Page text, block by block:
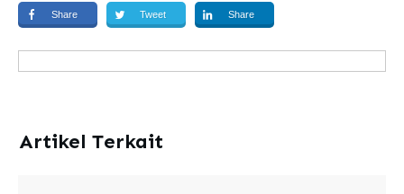
Share Tweet Share
Artikel Terkait